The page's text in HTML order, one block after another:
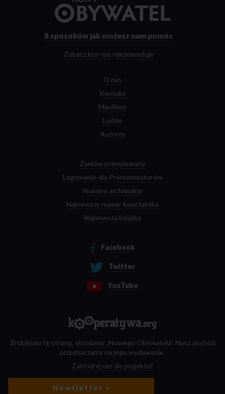
strony
8 sposobów jak możesz nam pomóc
Zobacz kto nas rekomenduje
O nas
Kontakt
Manifest
Ludzie
Autorzy
Zamów prenumeratę
Logowanie dla Prenumeratorów
Numery archiwalne
Najnowszy numer kwartalnika
Najnowsza książka
Facebook
Twitter
YouTube
Zrobiliśmy tę stronę, składamy „Nowego Obywatela”. Nasz dochód
przeznaczamy na jego wydawanie.
Zatrudnij nas do projektu!
Newsletter »